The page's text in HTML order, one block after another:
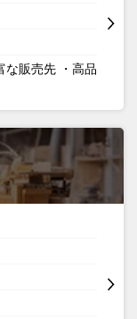
な販売先 ・高品